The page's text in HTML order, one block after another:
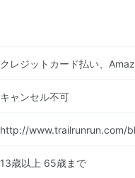
クレジットカード払い、
キャンセル不可
http://www.trailrunrun.com/
13歳以上 65歳まで